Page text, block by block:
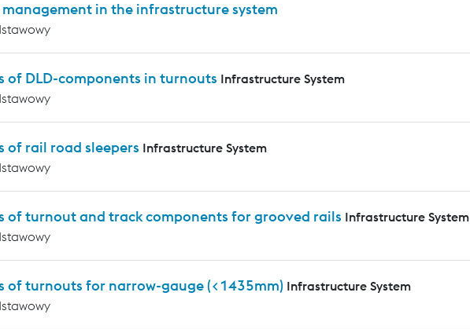
management in the infrastructure system
of DLD-components in turnouts Infrastructure System
of rail road sleepers Infrastructure System
of turnout and track components for grooved rails Infrastructure System
of turnouts for narrow-gauge (<1435mm) Infrastructure System